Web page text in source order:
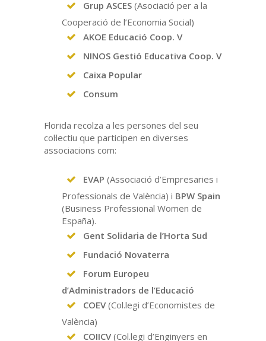
Grup ASCES (Asociació per a la
Cooperació de l’Economia Social)
AKOE Educació Coop. V
NINOS Gestió Educativa Coop. V
Caixa Popular
Consum
Florida recolza a les persones del seu
col·lectiu que participen en diverses
associacions com:
EVAP (Associació d’Empresaries i
Professionals de València) i BPW Spain
(Business Professional Women de
España).
Gent Solidaria de l’Horta Sud
Fundació Novaterra
Forum Europeu
d’Administradors de l’Educació
COEV(Col.legi d’Economistes de
València)
COIICV(Col.legi d’Enginyers en